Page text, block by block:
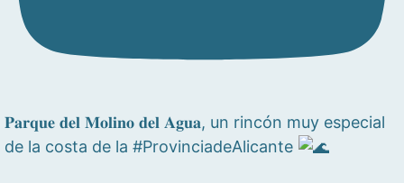
𝐏𝐚𝐫𝐪𝐮𝐞 𝐝𝐞𝐥 𝐌𝐨𝐥𝐢𝐧𝐨 𝐝𝐞𝐥 𝐀𝐠𝐮𝐚, un rincón muy especial
de la costa de la #ProvinciadeAlicante